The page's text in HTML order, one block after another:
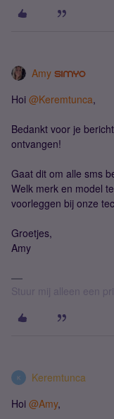
Amy
Hoi ​ @Keremtunca,
Bedankt voor je
ontvangen!
Gaat dit om alle sms
Welk merk en model
voorleggen bij onze
Groetjes,
Amy
Stuur mij alleen een
K Keremtunca
Hoi ​ @Amy,